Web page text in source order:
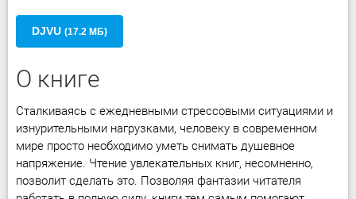
DJVU (17.2 МБ)
О книге
Сталкиваясь с ежедневными стрессовыми ситуациями и
изнурительными нагрузками, человеку в современном
мире просто необходимо уметь снимать душевное
напряжение. Чтение увлекательных книг, несомненно,
позволит сделать это. Позволяя фантазии читателя